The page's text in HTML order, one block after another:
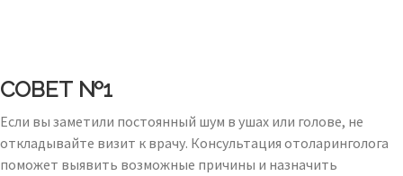
СОВЕТ №1
Если вы заметили постоянный шум в ушах или голове, не
откладывайте визит к врачу. Консультация отоларинголога
поможет выявить возможные причины и назначить